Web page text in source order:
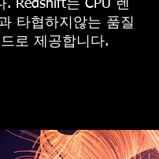
Redshift는 CPU 렌
타협하지않는 품질
로 제공합니다.